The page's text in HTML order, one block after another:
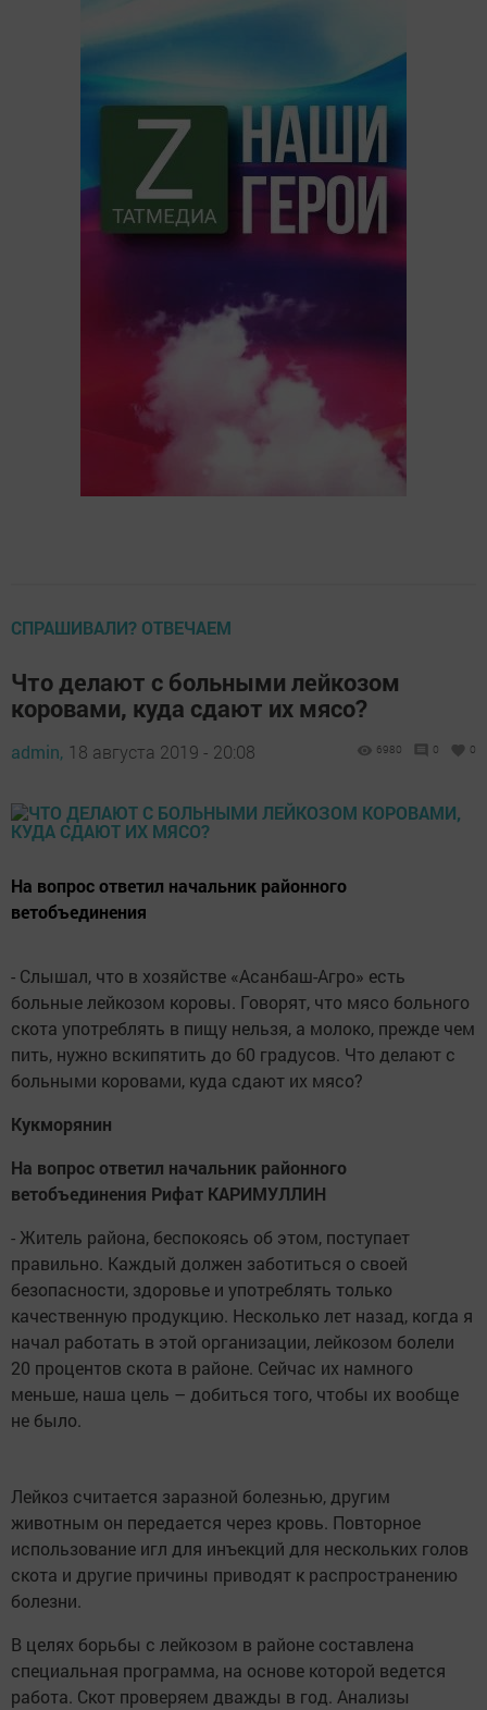
СПРАШИВАЛИ? ОТВЕЧАЕМ
Что делают с больными лейкозом
коровами, куда сдают их мясо?
admin, 18 августа 2019 - 20:08 6980 0 0
На вопрос ответил начальник районного
ветобъединения
- Слышал, что в хозяйстве «Асанбаш-Агро» есть
больные лейкозом коровы. Говорят, что мясо больного
скота употреблять в пищу нельзя, а молоко, прежде чем
пить, нужно вскипятить до 60 градусов. Что делают с
больными коровами, куда сдают их мясо?
Кукморянин
На вопрос ответил начальник районного
ветобъединения Рифат КАРИМУЛЛИН
- Житель района, беспокоясь об этом, поступает
правильно. Каждый должен заботиться о своей
безопасности, здоровье и употреблять только
качественную продукцию. Несколько лет назад, когда я
начал работать в этой организации, лейкозом болели
20 процентов скота в районе. Сейчас их намного
меньше, наша цель – добиться того, чтобы их вообще
не было.
Лейкоз считается заразной болезнью, другим
животным он передается через кровь. Повторное
использование игл для инъекций для нескольких голов
скота и другие причины приводят к распространению
болезни.
В целях борьбы с лейкозом в районе составлена
специальная программа, на основе которой ведется
работа. Скот проверяем дважды в год. Анализы